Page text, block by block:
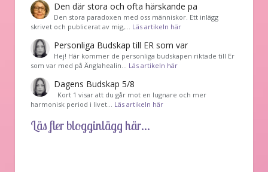
Den där stora och ofta härskande pa
Den stora paradoxen med oss människor. Ett inlägg
skrivet och publicerat av mig,… Läs artikeln här
Personliga Budskap till ER som var
Hej! Här kommer de personliga budskapen riktade till Er
som var med på Änglahealin… Läs artikeln här
Dagens Budskap 5/8
Kort 1 visar att du går mot en lugnare och mer
harmonisk period i livet… Läs artikeln här
Läs fler blogginlägg här...